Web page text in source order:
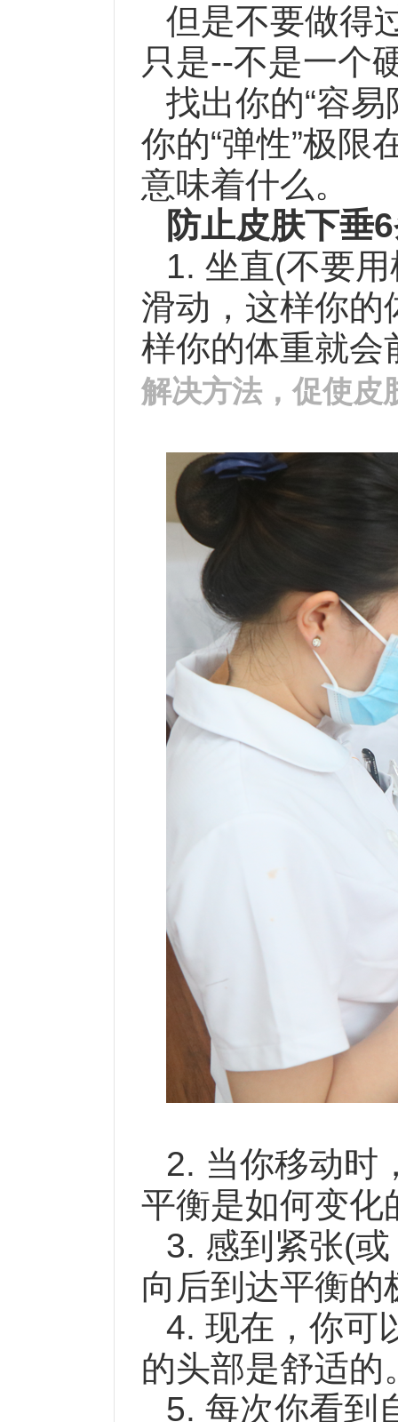
但是不要做得
只是--不是一个
找出你的“容
你的“弹性”极限
意味着什么。
防止皮肤下垂
1. 坐直(不要
滑动，这样你的
样你的体重就会
解决方法，促使皮
2. 当你移动时
平衡是如何变化
3. 感到紧张(
向后到达平衡的
4. 现在，你可
的头部是舒适的
5. 每次你看到